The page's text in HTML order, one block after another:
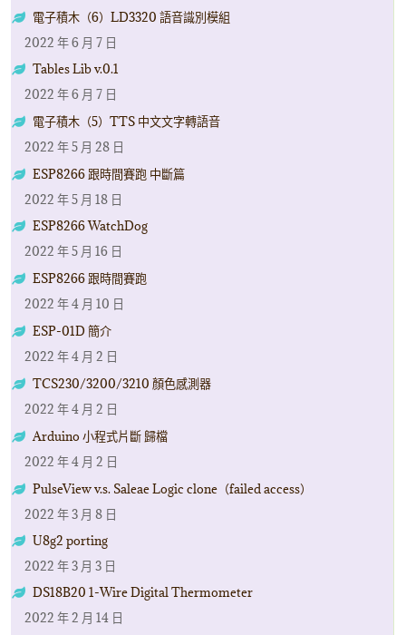
電子積木（6）LD3320 語音識別模組
2022 年 6 月 7 日
Tables Lib v.0.1
2022 年 6 月 7 日
電子積木（5）TTS 中文文字轉語音
2022 年 5 月 28 日
ESP8266 跟時間賽跑 中斷篇
2022 年 5 月 18 日
ESP8266 WatchDog
2022 年 5 月 16 日
ESP8266 跟時間賽跑
2022 年 4 月 10 日
ESP-01D 簡介
2022 年 4 月 2 日
TCS230/3200/3210 顏色感測器
2022 年 4 月 2 日
Arduino 小程式片斷 歸檔
2022 年 4 月 2 日
PulseView v.s. Saleae Logic clone（failed access）
2022 年 3 月 8 日
U8g2 porting
2022 年 3 月 3 日
DS18B20 1-Wire Digital Thermometer
2022 年 2 月 14 日